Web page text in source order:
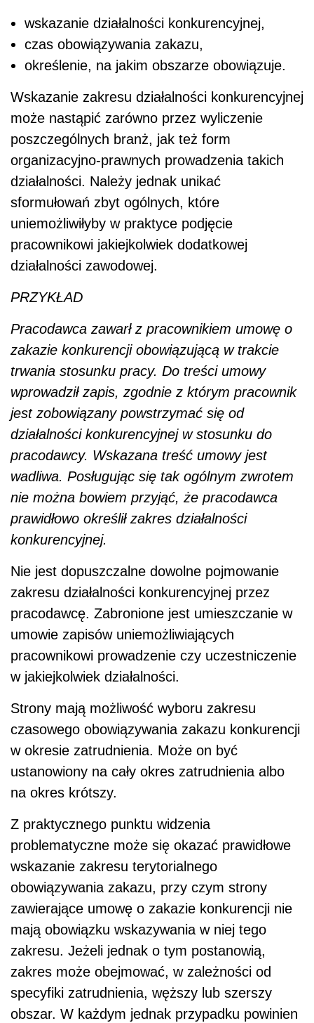
wskazanie działalności konkurencyjnej,
czas obowiązywania zakazu,
określenie, na jakim obszarze obowiązuje.
Wskazanie zakresu działalności konkurencyjnej
może nastąpić zarówno przez wyliczenie
poszczególnych branż, jak też form
organizacyjno-prawnych prowadzenia takich
działalności. Należy jednak unikać
sformułowań zbyt ogólnych, które
uniemożliwiłyby w praktyce podjęcie
pracownikowi jakiejkolwiek dodatkowej
działalności zawodowej.
PRZYKŁAD
Pracodawca zawarł z pracownikiem umowę o
zakazie konkurencji obowiązującą w trakcie
trwania stosunku pracy. Do treści umowy
wprowadził zapis, zgodnie z którym pracownik
jest zobowiązany powstrzymać się od
działalności konkurencyjnej w stosunku do
pracodawcy. Wskazana treść umowy jest
wadliwa. Posługując się tak ogólnym zwrotem
nie można bowiem przyjąć, że pracodawca
prawidłowo określił zakres działalności
konkurencyjnej.
Nie jest dopuszczalne dowolne pojmowanie
zakresu działalności konkurencyjnej przez
pracodawcę. Zabronione jest umieszczanie w
umowie zapisów uniemożliwiających
pracownikowi prowadzenie czy uczestniczenie
w jakiejkolwiek działalności.
Strony mają możliwość wyboru zakresu
czasowego obowiązywania zakazu konkurencji
w okresie zatrudnienia. Może on być
ustanowiony na cały okres zatrudnienia albo
na okres krótszy.
Z praktycznego punktu widzenia
problematyczne może się okazać prawidłowe
wskazanie zakresu terytorialnego
obowiązywania zakazu, przy czym strony
zawierające umowę o zakazie konkurencji nie
mają obowiązku wskazywania w niej tego
zakresu. Jeżeli jednak o tym postanowią,
zakres może obejmować, w zależności od
specyfiki zatrudnienia, węższy lub szerszy
obszar. W każdym jednak przypadku powinien